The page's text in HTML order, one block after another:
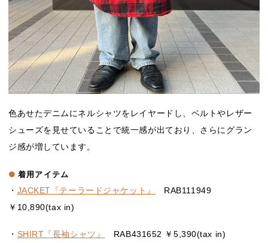
色あせたデニムにネルシャツをレイヤードし、ベルトやレザー
シューズを見せていることで統一感が出ており、さらにグラン
ジ感が増しています。
着用アイテム
・ JACKET『テーラードジャケット』
RAB111949
￥10,890(tax in)
・ SHIRT『長袖シャツ』 RAB431652 ￥5,390(tax in)